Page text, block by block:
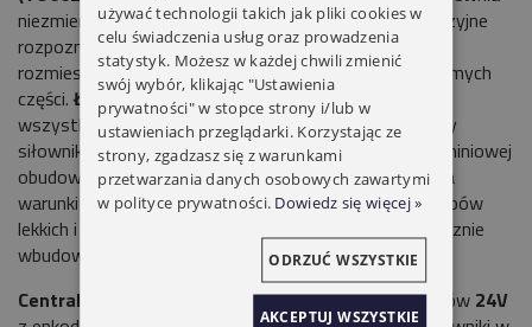
niezmienność zaprogramowanych parametrów i precyzyjne
rozpoznanie przeszkód.Cichydzięki opatentowanemu
rozmieszczeniu wewnętrzych elementów, mniej ruchomych
części. Łatwy w instalacji:po zamocowaniu siłownika
wszystkie połączenia elektryczne są dostępne od góry
siłownika.Mocny:dzięki dwupołówkowej, solidnej aluminiowej
obudowie z poliestrowym pokryciem odporniejszym na
warunki pogodowe. Elementy wewnętrze ze stali, stopów
lekkich i technopolimerów.
fabrycznie
wbudowany kondensator.
Centrala sterująca MC824HR10:Do dwóch siłowników 24V
używać technologii takich jak pliki cookies w
celu świadczenia usług oraz prowadzenia
statystyk. Możesz w każdej chwili zmienić
swój wybór, klikając "Ustawienia
prywatności" w stopce strony i/lub w
ustawieniach przeglądarki. Korzystając ze
strony, zgadzasz się z warunkami
przetwarzania danych osobowych zawartymi
w polityce prywatności. Dowiedz się więcej »
AKCEPTUJ WSZYSTKIE
ODRZUĆ WSZYSTKIE